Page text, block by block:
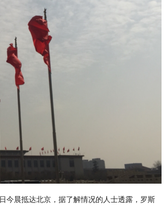
今晨抵达北京，据了解情况的人士透露，罗斯